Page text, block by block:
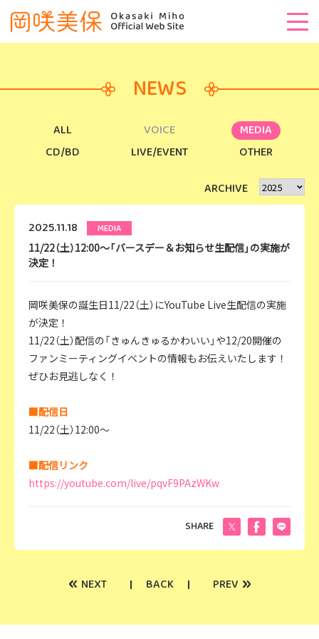
NEWS
ALL VOICE
MEDIA
CD/BD
LIVE/EVENT OTHER
ARCHIVE
2025.11.18 MEDIA
11/22（土）12:00～「バースデー＆お知らせ生配信」の実施が
決定！
岡咲美保の誕生日11/22（土）にYouTube Live生配信の実施
が決定！
11/22（土）配信の「きゅんきゅるかわいい」や12/20開催の
ファンミーティングイベントの情報もお伝えいたします！
ぜひお見逃しなく！
■配信日
11/22（土）12:00～
■配信リンク
https://youtube.com/live/pqvF9PAzWKw
SHARE
« NEXT BACK PREV »